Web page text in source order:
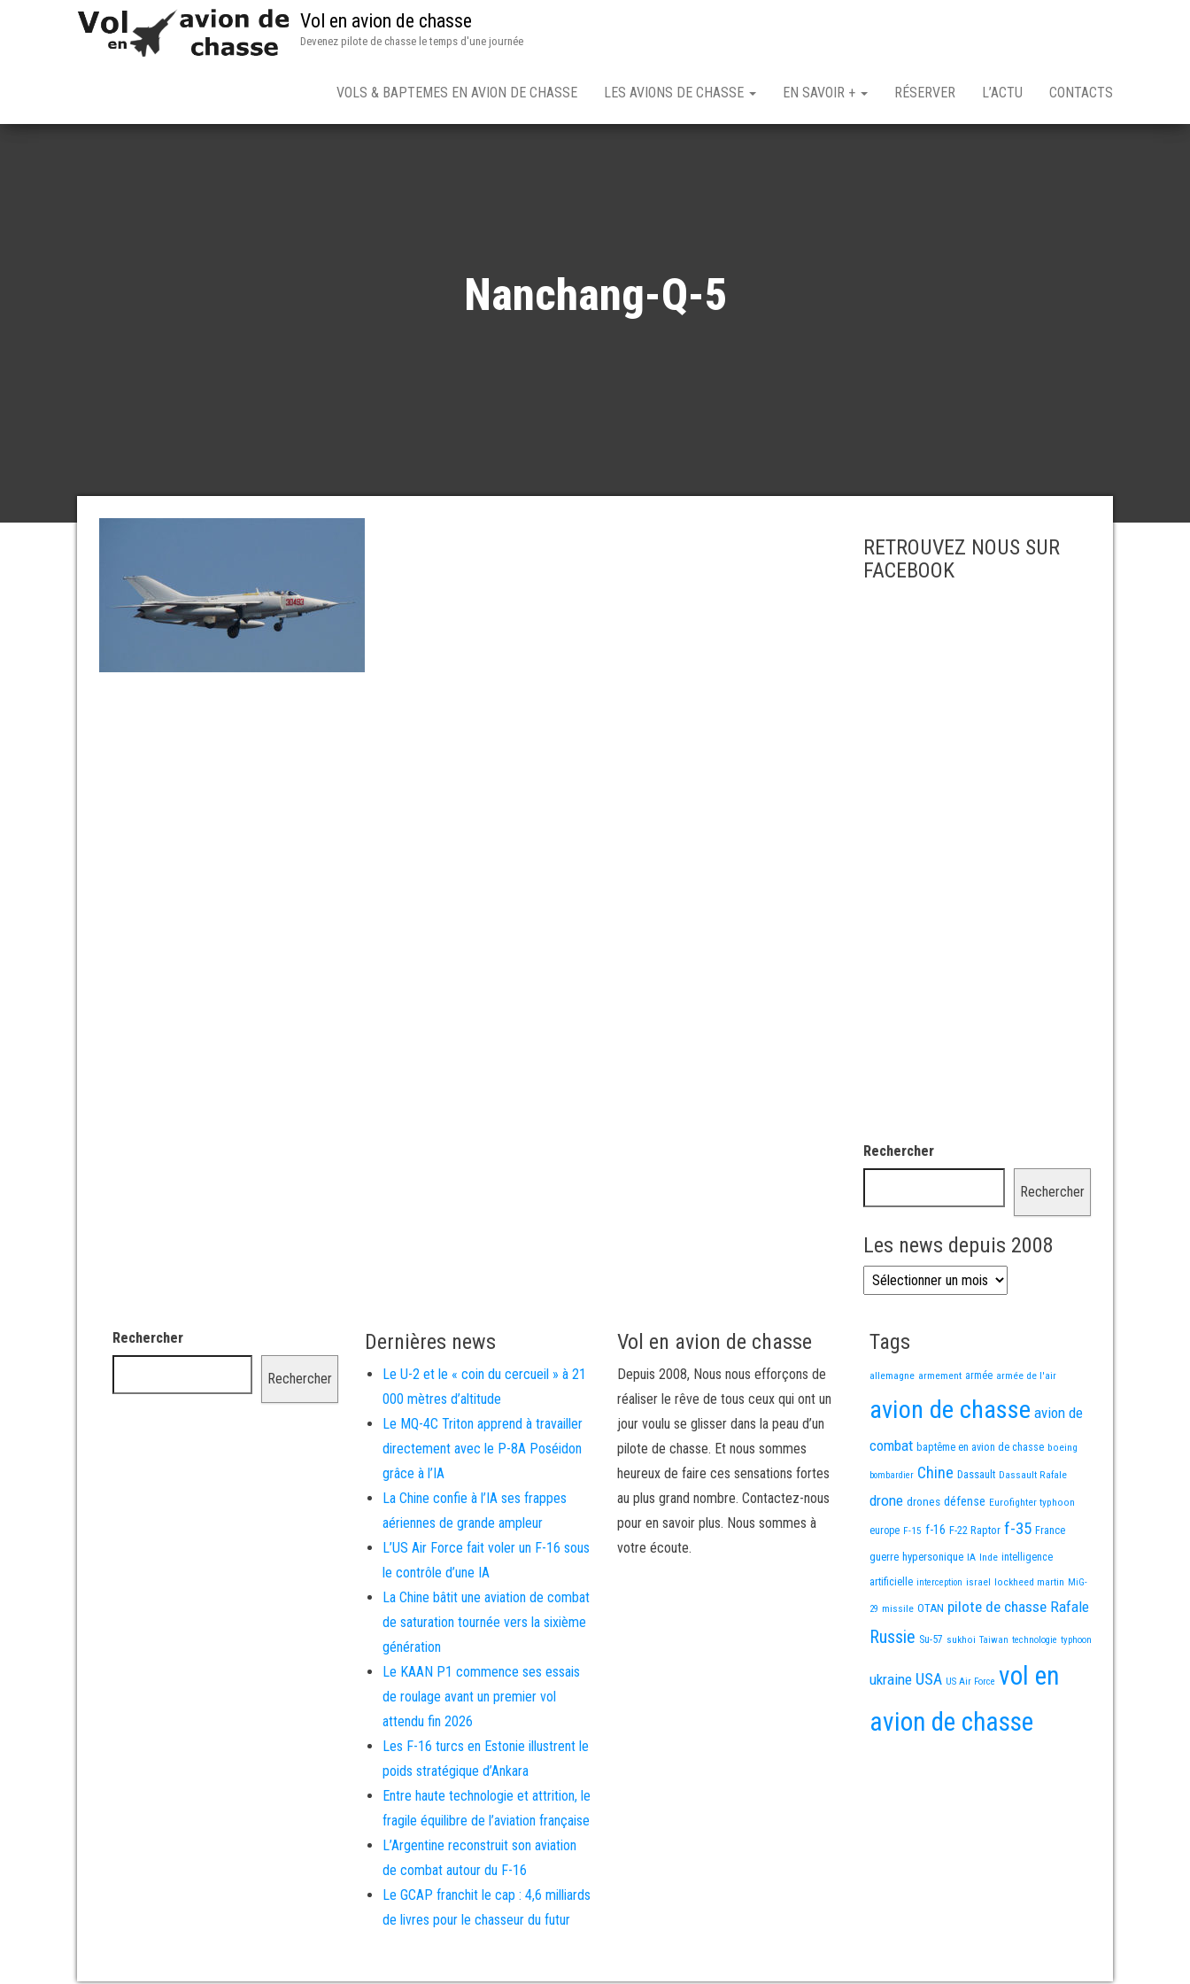
Vol en avion de chasse
Devenez pilote de chasse le temps d'une journée
VOLS & BAPTEMES EN AVION DE CHASSE LES AVIONS DE CHASSE EN SAVOIR + RÉSERVER L’ACTU CONTACTS
Nanchang-Q-5
RETROUVEZ NOUS SUR
FACEBOOK
Rechercher
Rechercher
Les news depuis 2008
Les news depuis 2008
Rechercher
Rechercher
Dernières news
Le U-2 et le « coin du cercueil » à 21
000 mètres d’altitude
Le MQ-4C Triton apprend à travailler
directement avec le P-8A Poséidon
grâce à l’IA
La Chine confie à l’IA ses frappes
aériennes de grande ampleur
L’US Air Force fait voler un F-16 sous
le contrôle d’une IA
La Chine bâtit une aviation de combat
de saturation tournée vers la sixième
génération
Le KAAN P1 commence ses essais
de roulage avant un premier vol
attendu fin 2026
Les F-16 turcs en Estonie illustrent le
poids stratégique d’Ankara
Entre haute technologie et attrition, le
fragile équilibre de l’aviation française
L’Argentine reconstruit son aviation
de combat autour du F-16
Le GCAP franchit le cap : 4,6 milliards
de livres pour le chasseur du futur
Vol en avion de chasse
Depuis 2008, Nous nous efforçons de
réaliser le rêve de tous ceux qui ont un
jour voulu se glisser dans la peau d’un
pilote de chasse. Et nous sommes
heureux de faire ces sensations fortes
au plus grand nombre. Contactez-nous
pour en savoir plus. Nous sommes à
votre écoute.
Tags
allemagne armement armée armée de l'air
avion de chasse avion de
combat baptême en avion de chasse boeing
bombardier Chine Dassault Dassault Rafale
drone drones défense Eurofighter typhoon
europe F-15 f-16 F-22 Raptor f-35 France
guerre hypersonique IA Inde intelligence
artificielle interception israel lockheed martin MiG-
29 missile OTAN pilote de chasse Rafale
Russie Su-57 sukhoi Taiwan technologie typhoon
ukraine USA US Air Force vol en
avion de chasse